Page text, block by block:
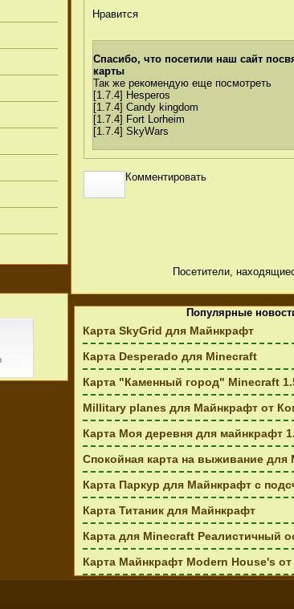
Нравится
Спасибо, что посетили наш сайт
карты
Так же рекомендую еще посмотреть
[1.7.4] Hesperos
[1.7.4] Candy kingdom
[1.7.4] Fort Lorheim
[1.7.4] SkyWars
Комментировать
Посетители,
Популярные
Карта SkyGrid для Майнкрафт
Карта Desperado для Minecraft
Карта "Каменный город" Minecraft
Millitary planes для Майнкрафт от
Карта Моя деревня для майнкрафт
Спокойная карта на выживание для
Карта Паркур для Майнкрафт с
Карта Титаник для Майнкрафт
Карта для Minecraft Реалистичный
Карта Майнкрафт Modern House's